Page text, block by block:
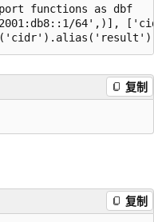
functions as dbf
64',)],
复制
复制